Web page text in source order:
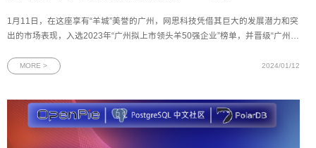
1月11日，在这座享有“羊城”美誉的广州，网思科技凭借其巨大的发展潜力和突
出的市场表现，入选2023年“广州拟上市领头羊50强企业”榜单，并晋级“广州最
挥其榜样作用和领导力，为广州的进步注入更多的活力和机遇。图为网思科技
MORE > 2024/01/12